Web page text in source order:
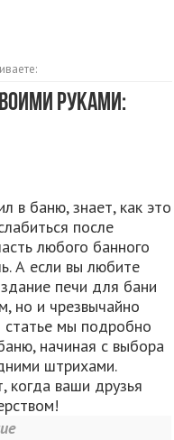
руками:
в баню, знает, как это
после
любого банного
А если вы любите
печи для бани
но и чрезвычайно
статье мы подробно
начиная с выбора
штрихами.
когда ваши друзья